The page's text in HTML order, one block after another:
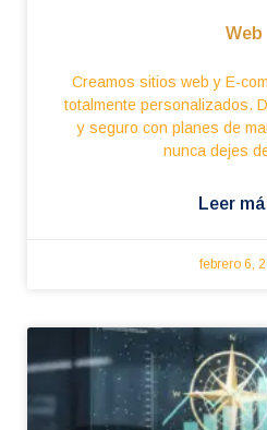
Web
Creamos sitios web y E-
totalmente personalizados.
y seguro con planes de
nunca dejes
Leer
febrero 6,